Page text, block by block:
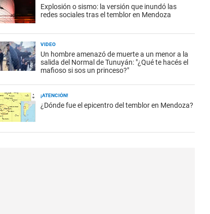
Explosión o sismo: la versión que inundó las
redes sociales tras el temblor en Mendoza
VIDEO
Un hombre amenazó de muerte a un menor a la
salida del Normal de Tunuyán: "¿Qué te hacés el
mafioso si sos un princeso?"
¡ATENCIÓN!
¿Dónde fue el epicentro del temblor en Mendoza?